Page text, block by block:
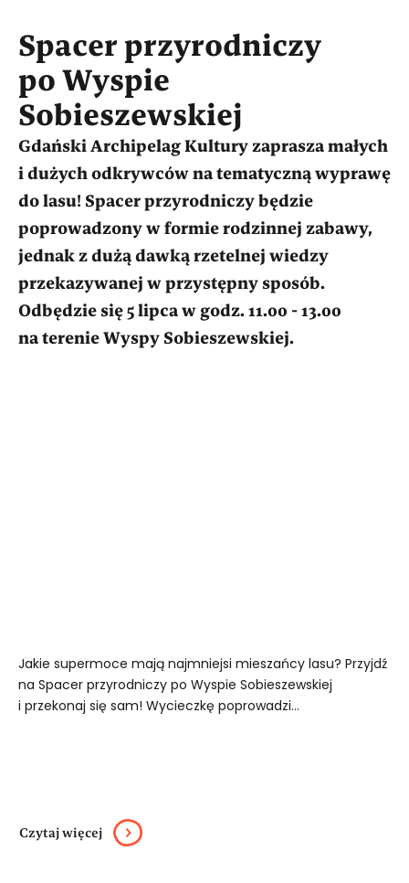
Spacer przyrodniczy
po Wyspie
Sobieszewskiej
Gdański Archipelag Kultury zaprasza małych
i dużych odkrywców na tematyczną wyprawę
do lasu! Spacer przyrodniczy będzie
poprowadzony w formie rodzinnej zabawy,
jednak z dużą dawką rzetelnej wiedzy
przekazywanej w przystępny sposób.
Odbędzie się 5 lipca w godz. 11.00 - 13.00
na terenie Wyspy Sobieszewskiej.
Jakie supermoce mają najmniejsi mieszańcy lasu? Przyjdź
na Spacer przyrodniczy po Wyspie Sobieszewskiej
i przekonaj się sam! Wycieczkę poprowadzi...
Czytaj więcej